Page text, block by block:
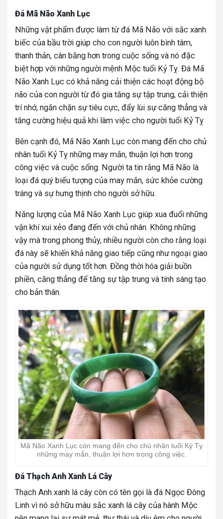
Đá Mã Não Xanh Lục
Những vật phẩm được làm từ đá Mã Não với sắc xanh
biếc của bầu trời giúp cho con người luôn bình tâm,
thanh thản, cân bằng hơn trong cuộc sống và nó đặc
biệt hợp với những người mệnh Mộc tuổi Kỷ Tỵ. Đá Mã
Não Xanh Lục có khả năng cải thiện các hoạt động bộ
não của con người từ đó gia tăng sự tập trung, cải thiện
trí nhớ, ngăn chặn sự tiêu cực, đẩy lùi sự căng thẳng và
tăng cường hiệu quả khi làm việc cho người tuổi Kỷ Tỵ
Bên cạnh đó, Mã Não Xanh Lục còn mang đến cho chủ
nhân tuổi Kỷ Tỵ những may mắn, thuận lợi hơn trong
công việc và cuộc sống. Người ta tin rằng Mã Não là
loại đá quý biểu tượng của may mắn, sức khỏe cường
tráng và sự hưng thịnh cho người sở hữu.
Năng lượng của Mã Não Xanh Lục giúp xua đuổi những
vận khí xui xẻo đang đến với chủ nhân. Không những
vậy mà trong phong thủy, nhiều người còn cho rằng loại
đá này sẽ khiến khả năng giao tiếp cũng như ngoại giao
của người sử dụng tốt hơn. Đồng thời hóa giải buồn
phiền, căng thẳng để tăng sự tập trung và tính sáng tạo
cho bản thân.
Mã Não Xanh Lục còn mang đến cho chủ nhân tuổi Kỷ Tỵ
những may mắn, thuận lợi hơn trong công việc.
Đá Thạch Anh Xanh Lá Cây
Thạch Anh xanh lá cây còn có tên gọi là đá Ngọc Đông
Linh vì nó sở hữu màu sắc xanh lá cây của hành Mộc